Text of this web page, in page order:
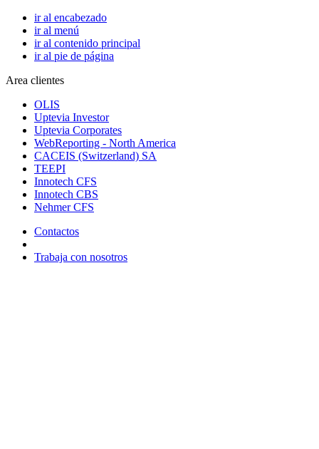
ir al encabezado
ir al menú
ir al contenido principal
ir al pie de página
Area clientes
OLIS
Uptevia Investor
Uptevia Corporates
WebReporting - North America
CACEIS (Switzerland) SA
TEEPI
Innotech CFS
Innotech CBS
Nehmer CFS
Contactos
Trabaja con nosotros